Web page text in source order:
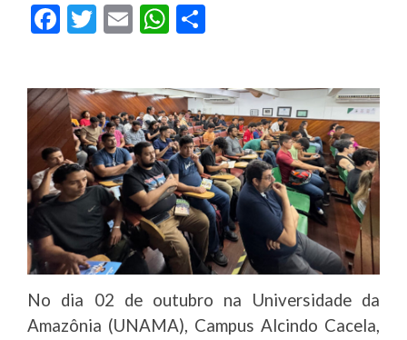
Facebook
Twitter
EmailWhatsApp
No dia 02 de outubro na Universidade da
Amazônia (UNAMA), Campus Alcindo Cacela,